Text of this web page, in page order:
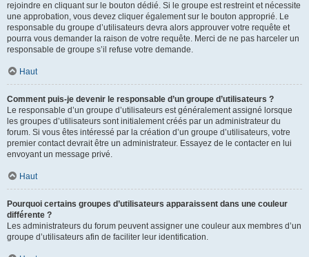
rejoindre en cliquant sur le bouton dédié. Si le groupe est restreint et nécessite
une approbation, vous devez cliquer également sur le bouton approprié. Le
responsable du groupe d’utilisateurs devra alors approuver votre requête et
pourra vous demander la raison de votre requête. Merci de ne pas harceler un
responsable de groupe s’il refuse votre demande.
Haut
Comment puis-je devenir le responsable d’un groupe d’utilisateurs ?
Le responsable d’un groupe d’utilisateurs est généralement assigné lorsque
les groupes d’utilisateurs sont initialement créés par un administrateur du
forum. Si vous êtes intéressé par la création d’un groupe d’utilisateurs, votre
premier contact devrait être un administrateur. Essayez de le contacter en lui
envoyant un message privé.
Haut
Pourquoi certains groupes d’utilisateurs apparaissent dans une couleur
différente ?
Les administrateurs du forum peuvent assigner une couleur aux membres d’un
groupe d’utilisateurs afin de faciliter leur identification.